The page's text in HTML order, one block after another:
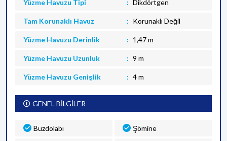
Yüzme Havuzu Tipi Dikdörtgen
Tam Korunaklı Havuz Korunaklı Değil
Yüzme Havuzu Derinlik 1,47 m
Yüzme Havuzu Uzunluk 9 m
Yüzme Havuzu Genişlik 4 m
GENEL BİLGİLER
Buzdolabı Şömine